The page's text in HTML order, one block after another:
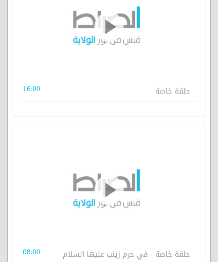
حلقة خاصة 16:00
حلقة خاصة - في حرم زينب عليها السلام 08:00